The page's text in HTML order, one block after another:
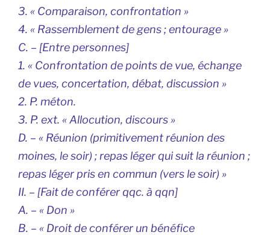
3. « Comparaison, confrontation »
4. « Rassemblement de gens ; entourage »
C. – [Entre personnes]
1. « Confrontation de points de vue, échange
de vues, concertation, débat, discussion »
2. P. méton.
3. P. ext. « Allocution, discours »
D. – « Réunion (primitivement réunion des
moines, le soir) ; repas léger qui suit la réunion ;
repas léger pris en commun (vers le soir) »
II. – [Fait de conférer qqc. à qqn]
A. – « Don »
B. – « Droit de conférer un bénéfice